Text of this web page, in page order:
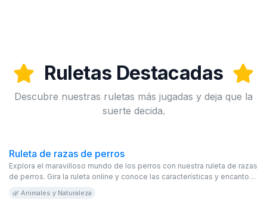
Ruletas Destacadas
Descubre nuestras ruletas más jugadas y deja que la
suerte decida.
Ruleta de razas de perros
Explora el maravilloso mundo de los perros con nuestra ruleta de razas
de perros. Gira la ruleta online y conoce las características y encantos
perfecto para los amantes de las mascotas y los caninos.
🌿 Animales y Naturaleza